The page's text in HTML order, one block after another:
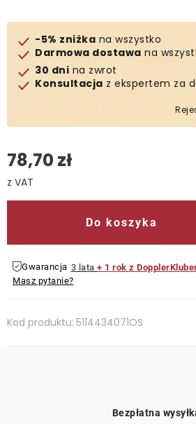
-5% zniżka na wszystko
Darmowa dostawa na
30 dni na zwrot
Konsultacja z ekspertem za
78,70 zł
Do koszyka
Gwarancja 3 lata + 1 rok z
Masz pytanie?
Kod produktu: 5114434071OS
Bezpłatna